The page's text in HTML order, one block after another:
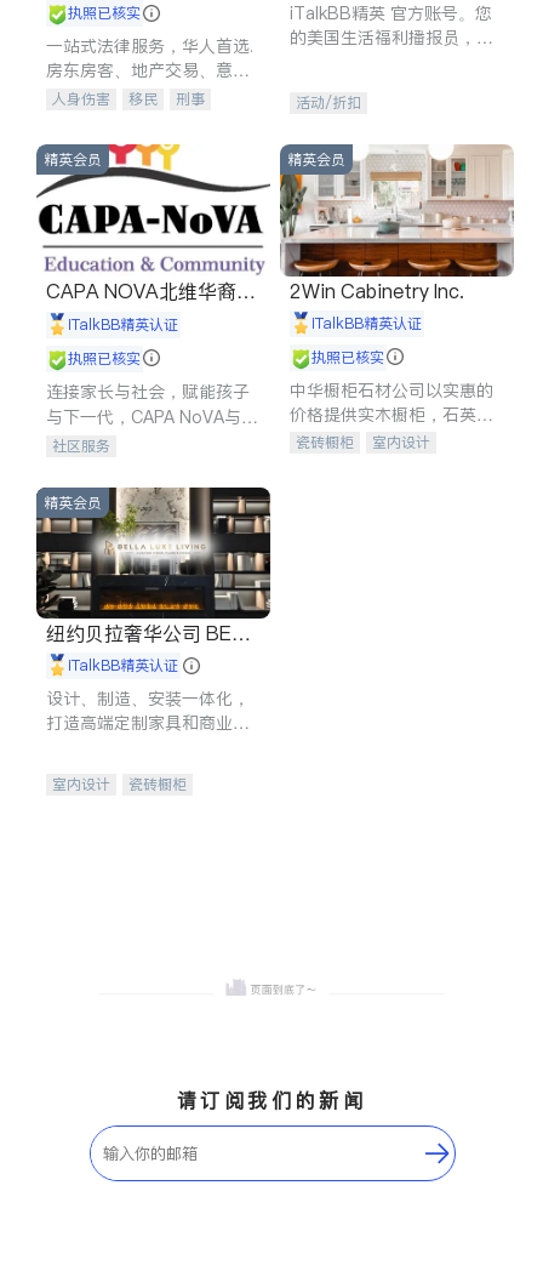
执照已核实
一站式法律服务，华人首选.
房东房客、地产交易、意外
伤害、车祸重伤、商业诉
建筑合同、刑事案件全包办
人身伤害 移民
刑事
信托/遗嘱
商业
索赔
律师-其它 保释
iTalkBB精英 官方账号。您
的美国生活福利播报员，精
专属福利。
活动/折扣
精英会员
CAPA NOVA北维华裔家
长会iTalkBB精英认证
执照已核实
连接家长与社会，赋能孩子
与下一代，CAPA NoVA与您
携手建设包容、公平、充满
社区服务
精英会员
2Win Cabinetry Inc.
iTalkBB精英认证
执照已核实
中华橱柜石材公司以实惠的
价格提供实木橱柜，石英石
台面，多种优质不锈钢水
瓷砖橱柜
室内设计
精英会员
纽约贝拉奢华公司 BELL
A LUXE
iTalkBB精英认证
设计、制造、安装一体化，
打造高端定制家具和商业空
室内设计
瓷砖橱柜
请订阅我们的新闻